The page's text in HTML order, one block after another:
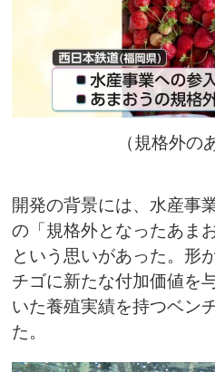
（規格外の
開発の背景には、水産事
の「規格外となったあま
という思いがあった。形
チゴに新たな付加価値を
いた養殖実績を持つベン
た。